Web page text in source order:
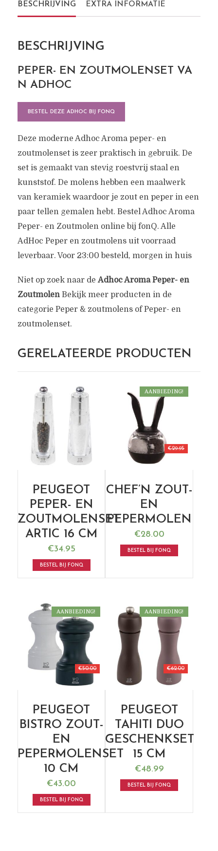
BESCHRIJVING EXTRA INFORMATIE
BESCHRIJVING
PEPER- EN ZOUTMOLENSET VA
N ADHOC
BESTEL DEZE ADHOC BIJ FONQ
Deze moderne Adhoc Aroma peper- en
zoutmolenset is zeer praktisch in gebruik. De
set is gemaakt van stevig roestvrij staal en
kunststof. De molens hebben een maalwerk
van keramiek waardoor je zout en peper in een
paar tellen gemalen hebt. Bestel Adhoc Aroma
Peper- en Zoutmolen online bij fonQ. Alle
AdHoc Peper en zoutmolens uit voorraad
leverbaar. Voor 23:00 besteld, morgen in huis
Niet op zoek naar de Adhoc Aroma Peper- en
ZoutmolenBekijk meer producten in de
categorie Peper & zoutmolens of Peper- en
zoutmolenset.
GERELATEERDE PRODUCTEN
PEUGEOT
PEPER- EN
ZOUTMOLENSET
ARTIC 16 CM
€34.95
BESTEL BIJ FONQ
AANBIEDING!
CHEF’N ZOUT-
EN
PEPERMOLEN
€29.95
€28.00
BESTEL BIJ FONQ
AANBIEDING!
PEUGEOT
BISTRO ZOUT-
EN
PEPERMOLENSET
10 CM
€50.00
€43.00
BESTEL BIJ FONQ
AANBIEDING!
PEUGEOT
TAHITI DUO
GESCHENKSET
15 CM
€62.00
€48.99
BESTEL BIJ FONQ